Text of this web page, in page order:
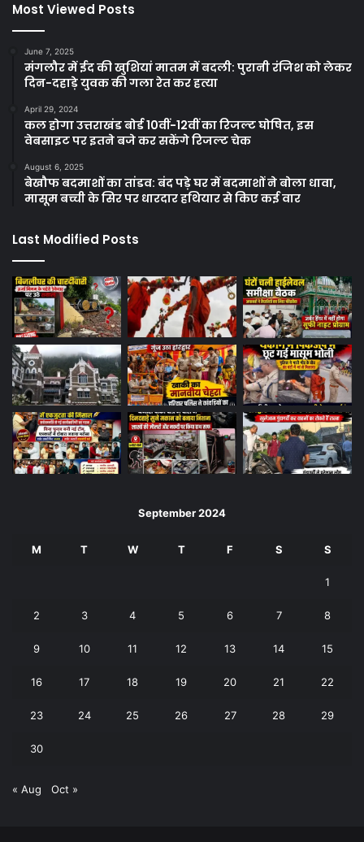
Most Viewed Posts
June 7, 2025
मंगलौर में ईद की खुशियां मातम में बदली: पुरानी रंजिश को लेकर
दिन-दहाड़े युवक की गला रेत कर हत्या
April 29, 2024
कल होगा उत्तराखंड बोर्ड 10वीं-12वीं का रिजल्ट घोषित, इस
वेबसाइट पर इतने बजे कर सकेंगे रिजल्ट चेक
August 6, 2025
बेखौफ बदमाशों का तांडव: बंद पड़े घर में बदमाशों ने बोला धावा,
मासूम बच्ची के सिर पर धारदार हथियार से किए कई वार
Last Modified Posts
September 2024
M T W T F S S
1
2 3 4 5 6 7 8
9 10 11 12 13 14 15
16 17 18 19 20 21 22
23 24 25 26 27 28 29
30
« Aug Oct »